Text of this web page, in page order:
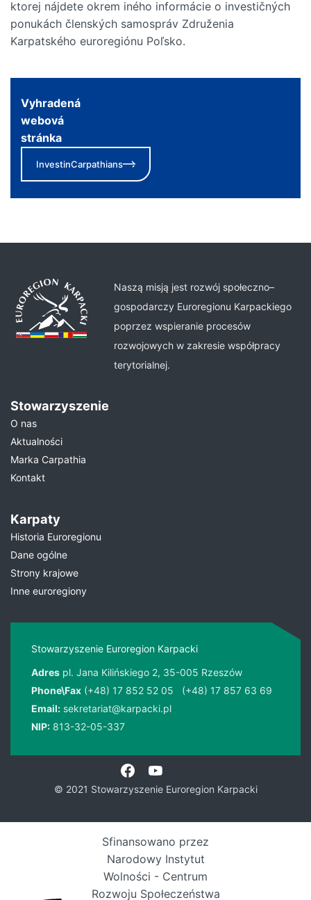
ktorej nájdete okrem iného informácie o investičných
ponukách členských samospráv Združenia
Karpatského euroregiónu Poľsko.
Vyhradená
webová
stránka
InvestinCarpathians
Naszą misją jest rozwój społeczno–
gospodarczy Euroregionu Karpackiego
poprzez wspieranie procesów
rozwojowych w zakresie współpracy
terytorialnej.
Stowarzyszenie
O nas
Aktualności
Marka Carpathia
Kontakt
Karpaty
Historia Euroregionu
Dane ogólne
Strony krajowe
Inne euroregiony
Stowarzyszenie Euroregion Karpacki
Adres pl. Jana Kilińskiego 2, 35-005 Rzeszów
Phone\Fax (+48) 17 852 52 05
(+48) 17 857 63 69
Email: sekretariat@karpacki.pl
NIP: 813-32-05-337
© 2021 Stowarzyszenie Euroregion Karpacki
Sfinansowano przez
Narodowy Instytut
Wolności - Centrum
Rozwoju Społeczeństwa